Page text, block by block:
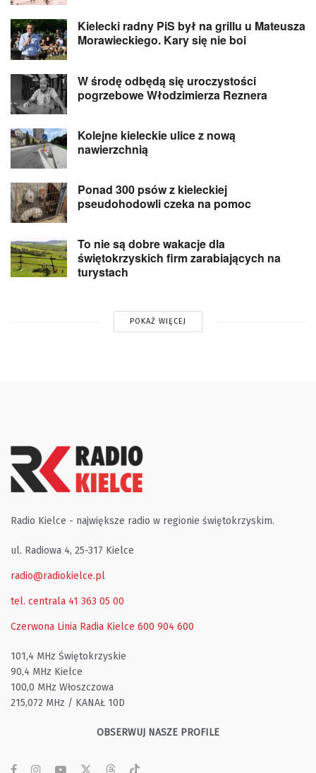
Kielecki radny PiS był na grillu u Mateusza
Morawieckiego. Kary się nie boi
W środę odbędą się uroczystości
pogrzebowe Włodzimierza Reznera
Kolejne kieleckie ulice z nową
nawierzchnią
Ponad 300 psów z kieleckiej
pseudohodowli czeka na pomoc
To nie są dobre wakacje dla
świętokrzyskich firm zarabiających na
turystach
POKAŻ WIĘCEJ
Radio Kielce - największe radio w regionie świętokrzyskim.
ul. Radiowa 4, 25-317 Kielce
radio@radiokielce.pl
tel. centrala 41 363 05 00
Czerwona Linia Radia Kielce 600 904 600
101,4 MHz Świętokrzyskie
90,4 MHz Kielce
100,0 MHz Włoszczowa
215,072 MHz / KANAŁ 10D
OBSERWUJ NASZE PROFILE